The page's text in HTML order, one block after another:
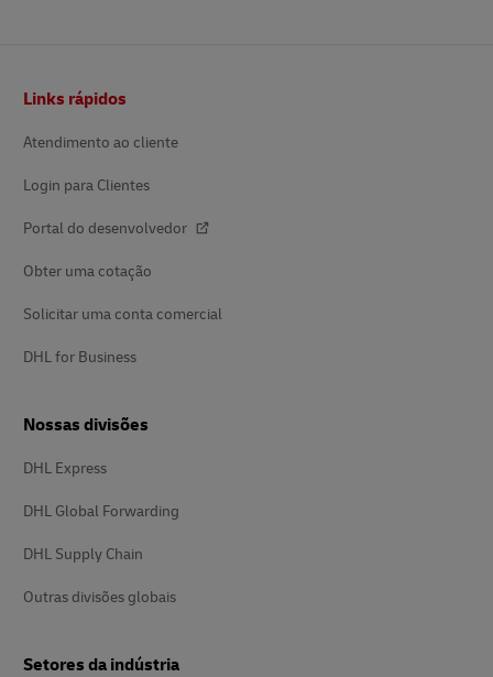
Links rápidos
Atendimento ao cliente
Login para Clientes
Portal do desenvolvedor
Obter uma cotação
Solicitar uma conta comercial
DHL for Business
Nossas divisões
DHL Express
DHL Global Forwarding
DHL Supply Chain
Outras divisões globais
Setores da indústria